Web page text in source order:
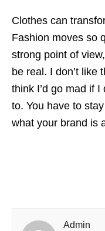
Clothes can
Fashion moves so
strong point of
be real. I don’t like
think I’d go mad if
to. You have to
what your brand is
Admin